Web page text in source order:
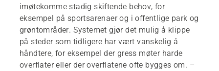
imøtekomme stadig skiftende behov, for
eksempel på sportsarenaer og i offentlige park og
grøntområder. Systemet gjør det mulig å klippe
på steder som tidligere har vært vanskelig å
håndtere, for eksempel der gress møter harde
overflater eller der overflatene ofte bygges om. –